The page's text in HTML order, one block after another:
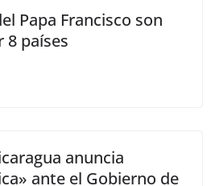
Papa Francisco son
8 países
anuncia
ante el Gobierno de